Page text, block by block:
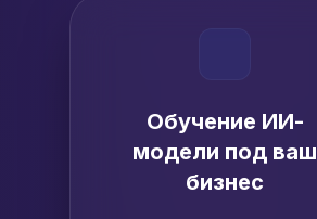
Обучение ИИ-
модели под ваш
бизнес